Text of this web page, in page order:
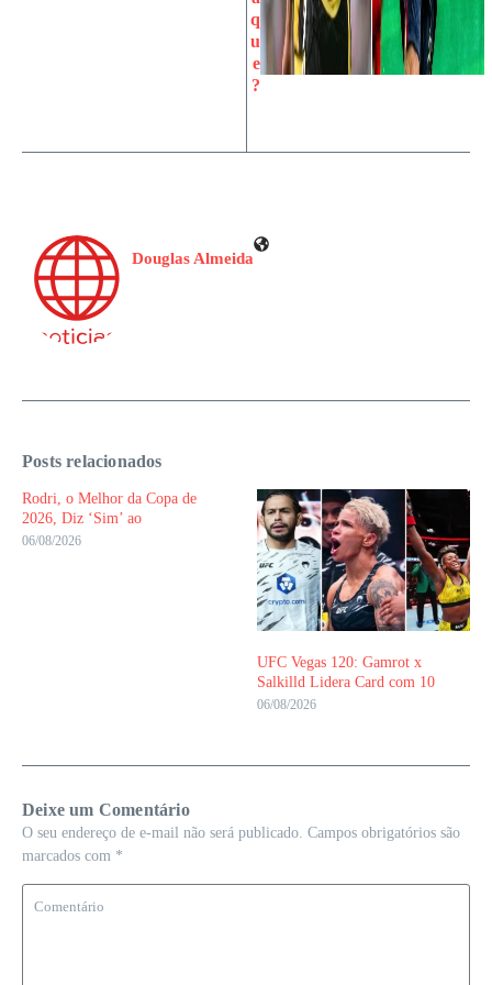
q
u
e
?
Douglas Almeida
Posts relacionados
Rodri, o Melhor da Copa de
2026, Diz ‘Sim’ ao
06/08/2026
UFC Vegas 120: Gamrot x
Salkilld Lidera Card com 10
06/08/2026
Deixe um Comentário
O seu endereço de e-mail não será publicado. Campos obrigatórios são
marcados com *